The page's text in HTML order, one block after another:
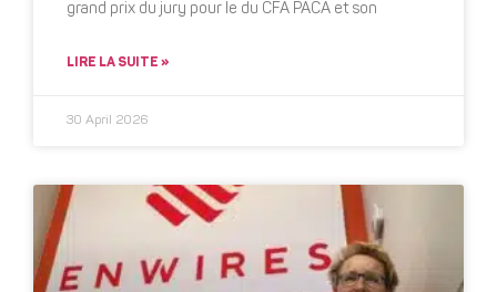
grand prix du jury pour le du CFA PACA et son
LIRE LA SUITE »
30 April 2026